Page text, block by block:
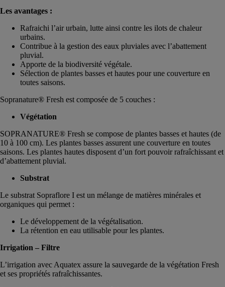
Les avantages :
Rafraichi l’air urbain, lutte ainsi contre les ilots de chaleur
urbains.
Contribue à la gestion des eaux pluviales avec l’abattement
pluvial.
Apporte de la biodiversité végétale.
Sélection de plantes basses et hautes pour une couverture en
toutes saisons.
Sopranature® Fresh est composée de 5 couches :
Végétation
SOPRANATURE® Fresh se compose de plantes basses et hautes (de
10 à 100 cm). Les plantes basses assurent une couverture en toutes
saisons. Les plantes hautes disposent d’un fort pouvoir rafraîchissant et
d’abattement pluvial.
Substrat
Le substrat Sopraflore I est un mélange de matières minérales et
organiques qui permet :
Le développement de la végétalisation.
La rétention en eau utilisable pour les plantes.
Irrigation – Filtre
L’irrigation avec Aquatex assure la sauvegarde de la végétation Fresh
et ses propriétés rafraîchissantes.